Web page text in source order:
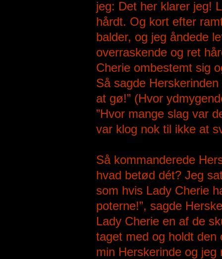
jeg: Det her klarer jeg!
hårdt. Og kort efter
balder, og jeg åndede
overraskende og ret
Cherie ombestemt sig
Så sagde
at gø!” (Hvor
”Hvor mange slag var
var klog nok til ikke at
Så kommanderede
hvad betød dét? Jeg
som hvis Lady Cherie
poterne!”, sagde
Lady Cherie en af de
taget med og holdt den
min Herskerinde og